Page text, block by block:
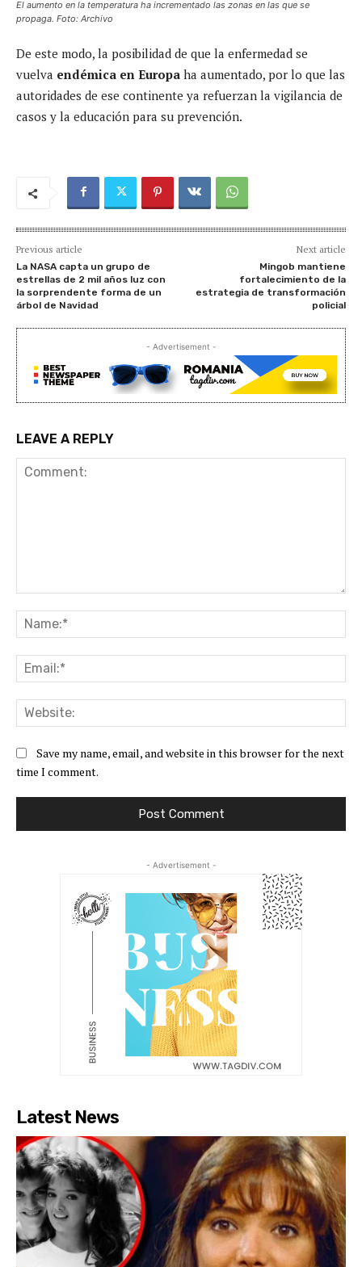
El aumento en la temperatura ha incrementado las zonas en las que se
propaga. Foto: Archivo
De este modo, la posibilidad de que la enfermedad se
vuelva endémica en Europa ha aumentado, por lo que las
autoridades de ese continente ya refuerzan la vigilancia de
casos y la educación para su prevención.
Previous article
La NASA capta un grupo de
estrellas de 2 mil años luz con
la sorprendente forma de un
árbol de Navidad
Next article
Mingob mantiene
fortalecimiento de la
estrategia de transformación
policial
- Advertisement -
LEAVE A REPLY
Save my name, email, and website in this browser for the next
time I comment.
- Advertisement -
Latest News